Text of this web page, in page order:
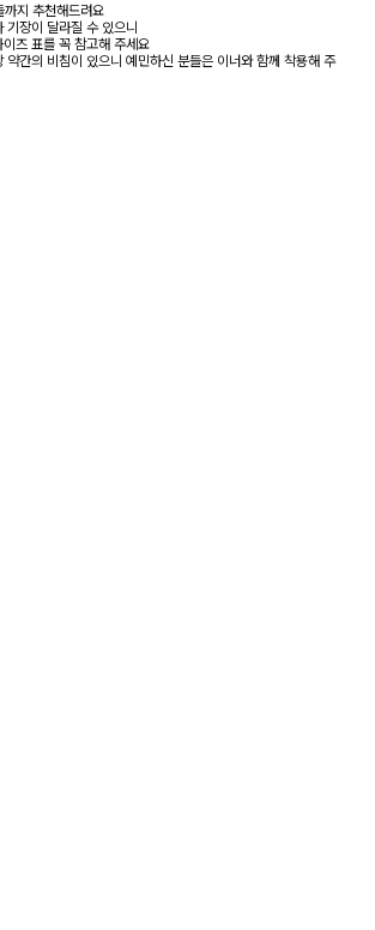
지 추천해드려요
장이 달라질 수 있으니
즈 표를 꼭 참고해 주세요
약간의 비침이 있으니 예민하신 분들은 이너와 함께 착용해 주